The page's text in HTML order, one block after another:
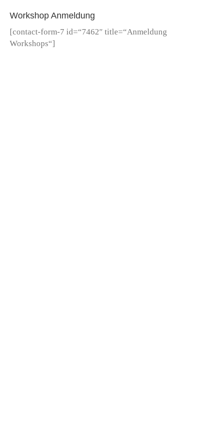
Inhalt
springen
Workshop Anmeldung
[contact-form-7 id=“7462″ title=“Anmeldung
Workshops“]